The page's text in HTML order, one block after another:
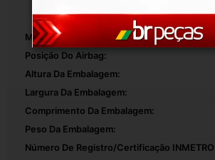
Marca:
Posição Do Airbag:
Altura Da Embalagem:
Largura Da Embalagem:
Comprimento Da Embalagem:
Peso Da Embalagem:
Número De Registro/certificação